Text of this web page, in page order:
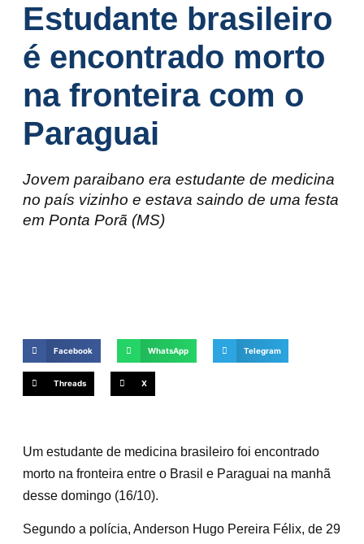
Estudante brasileiro
é encontrado morto
na fronteira com o
Paraguai
Jovem paraibano era estudante de medicina
no país vizinho e estava saindo de uma festa
em Ponta Porã (MS)
Facebook WhatsApp Telegram
Threads X
Um estudante de medicina brasileiro foi encontrado
morto na fronteira entre o Brasil e Paraguai na manhã
desse domingo (16/10).
Segundo a polícia, Anderson Hugo Pereira Félix, de 29